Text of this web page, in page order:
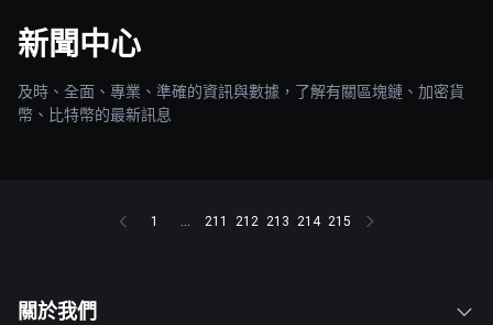
新聞中心
及時、全面、專業、準確的資訊與數據，了解有關區塊鏈、加密貨
幣、比特幣的最新訊息
1 ... 211 212 213 214 215
關於我們